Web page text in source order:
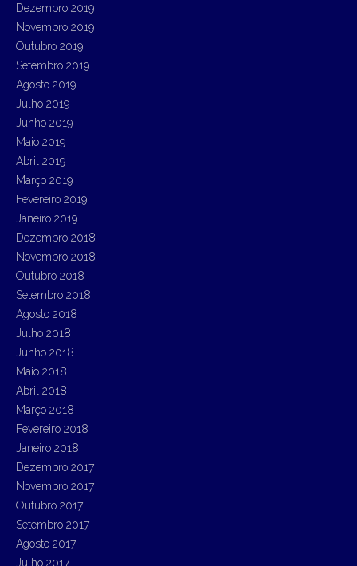
Dezembro 2019
Novembro 2019
Outubro 2019
Setembro 2019
Agosto 2019
Julho 2019
Junho 2019
Maio 2019
Abril 2019
Março 2019
Fevereiro 2019
Janeiro 2019
Dezembro 2018
Novembro 2018
Outubro 2018
Setembro 2018
Agosto 2018
Julho 2018
Junho 2018
Maio 2018
Abril 2018
Março 2018
Fevereiro 2018
Janeiro 2018
Dezembro 2017
Novembro 2017
Outubro 2017
Setembro 2017
Agosto 2017
Julho 2017